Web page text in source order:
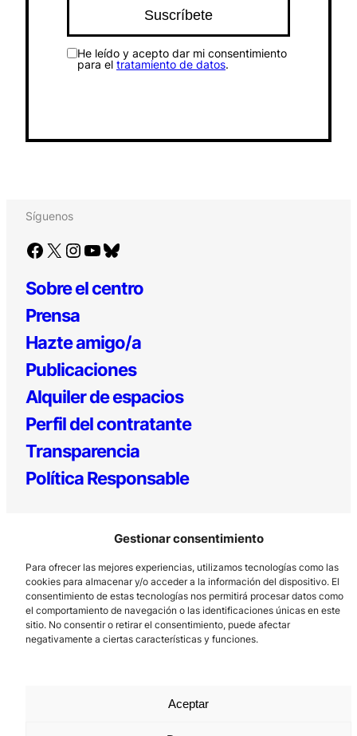
Gestionar consentimiento
Para ofrecer las mejores experiencias, utilizamos tecnologías como las
cookies para almacenar y/o acceder a la información del dispositivo. El
consentimiento de estas tecnologías nos permitirá procesar datos como
el comportamiento de navegación o las identificaciones únicas en este
sitio. No consentir o retirar el consentimiento, puede afectar
negativamente a ciertas características y funciones.
Aceptar
He leído y acepto dar mi consentimiento
para el tratamiento de datos.
Síguenos
Facebook X Instagram YouTube Bluesky
Sobre el centro
Prensa
Hazte amigo/a
Publicaciones
Alquiler de espacios
Perfil del contratante
Transparencia
Política Responsable
Los Prados, 121 – 33203 Gijón
985 185 577 – info@laboralcentrodearte.org